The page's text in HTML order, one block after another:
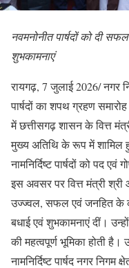
नवमनोनीत पार्षदों को दी
शुभकामनाएं
रायगढ़, 7 जुलाई 2026/ नगर
पार्षदों का शपथ ग्रहण
में छत्तीसगढ़ शासन के वित्त
मुख्य अतिथि के रूप में शामिल
नामनिर्दिष्ट पार्षदों को पद
इस अवसर पर वित्त मंत्री श्री
उज्ज्वल, सफल एवं जनहित के
बधाई एवं शुभकामनाएं दीं।
की महत्वपूर्ण भूमिका होती है।
नामनिर्दिष्ट पार्षद नगर